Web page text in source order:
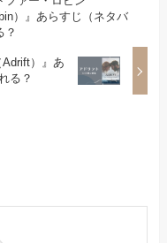
）』あらすじ（ネタバ
？
）』あ
る？